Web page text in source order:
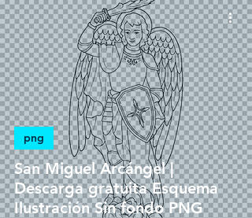
San Miguel Arcángel |
Descarga gratuita Esquema
Ilustración Sin fondo PNG
png